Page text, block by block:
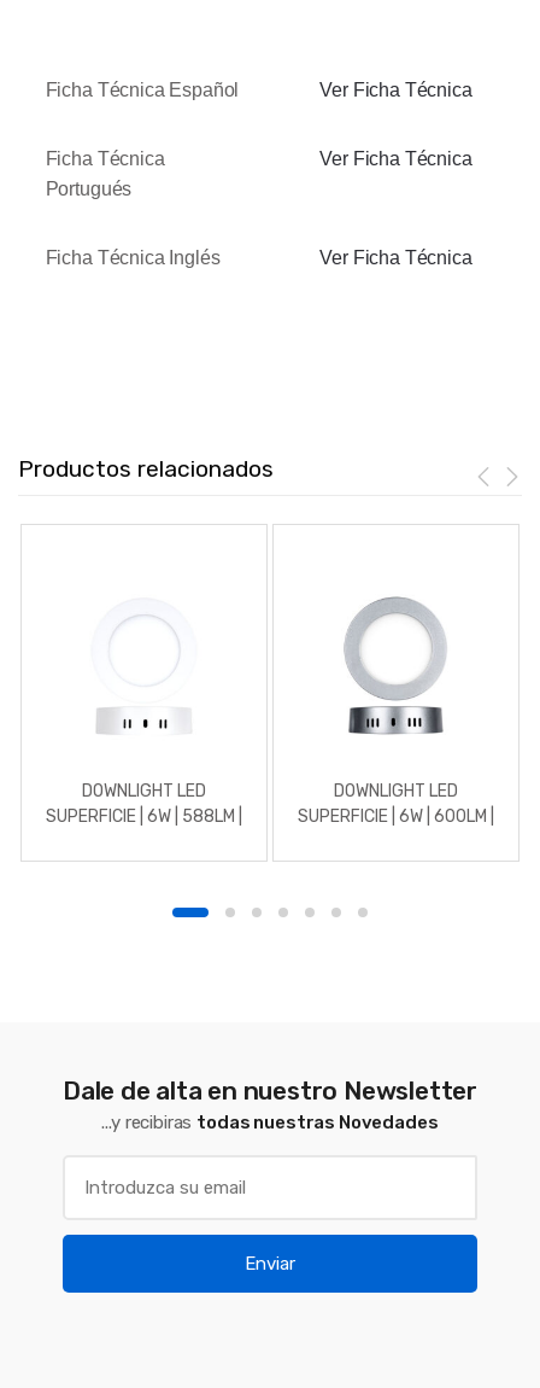
Ficha Técnica Español Ver Ficha Técnica
Ficha Técnica
Portugués
Ver Ficha Técnica
Ficha Técnica Inglés Ver Ficha Técnica
Productos relacionados
DOWNLIGHT LED
SUPERFICIE | 6W | 588LM |
BLANCO
DOWNLIGHT LED
SUPERFICIE | 6W | 600LM |
MATE
Dale de alta en nuestro Newsletter
...y recibiras todas nuestras Novedades
Enviar